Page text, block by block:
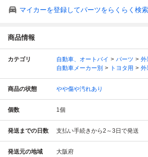
マイカーを登録してパーツをらくらく検索
商品情報
カテゴリ 自動車、オートバイ パーツ
外
自動車メーカー別
トヨタ用 外
商品の状態 やや傷や汚れあり
個数 1個
発送までの日数 支払い手続きから2～3日で発送
発送元の地域 大阪府